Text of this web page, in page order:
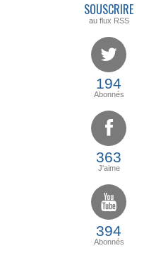
SOUSCRIRE
au flux RSS
194
Abonnés
363
J'aime
394
Abonnés